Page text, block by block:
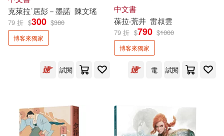
EZ Korea編輯部(3)
LiveABC編輯群(3) Misa(3)
優品文化事業有限公司(8)
貓頭鷹(8) 麥浩斯(8)
克萊拉˙居彭－墨諾 陳文瑤
79 折 $300 $380
博客來獨家
試閱
驗(限量附贈全球
報，兩款隨機出貨)
中文書
葆拉‧荒井 雷叔雲
79 折 $790 $1000
博客來獨家
電 試閱